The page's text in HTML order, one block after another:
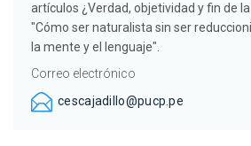
artículos ¿Verdad, objetividad y fin de
"Cómo ser naturalista sin ser
la mente y el lenguaje".
Correo electrónico
cescajadillo@pucp.pe